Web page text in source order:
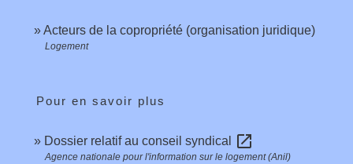
Acteurs de la copropriété (organisation juridique)
Logement
Pour en savoir plus
Dossier relatif au conseil syndical open_in_new
Agence nationale pour l'information sur le logement (Anil)